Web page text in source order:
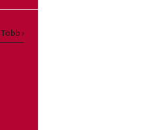
Több ›